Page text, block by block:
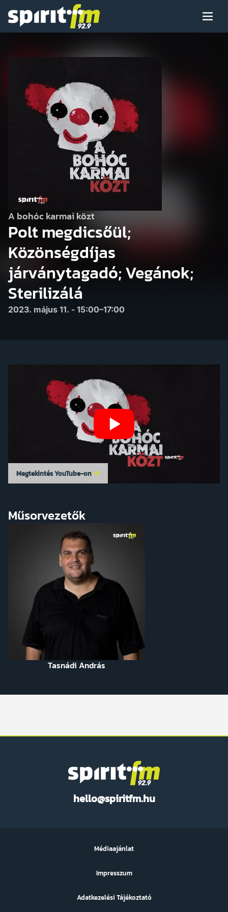
Spirit
Menü
Arcaink
Műsor
Hírek
A bohóc karmai közt
Polt megdicsőül;
Közönségdíjas
járványtagadó; Vegánok;
Sterilizálá
2023. május 11. - 15:00–17:00
Megtekintés YouTube-on
Műsorvezetők
Tasnádi András
hello@spiritfm.hu
FM
Médiaajánlat
Impresszum
Adatkezelési Tájékoztató